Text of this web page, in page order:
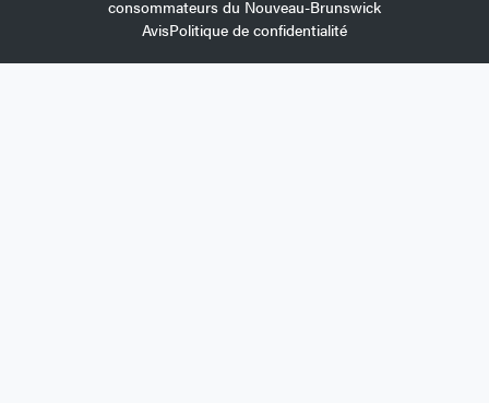
consommateurs du Nouveau-Brunswick
AvisPolitique de confidentialité